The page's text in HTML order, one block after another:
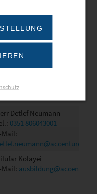
Mail:
03741-2984154
Mail:bewerbung@vw-audi-
Detlef Neumann
0351 806043001
Mail:
Kolayei
Mail: